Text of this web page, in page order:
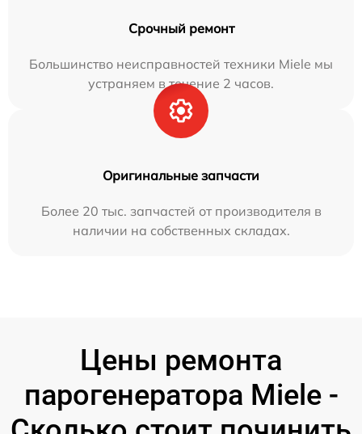
Срочный ремонт
Большинство неисправностей техники Miele мы
устраняем в течение 2 часов.
Оригинальные запчасти
Более 20 тыс. запчастей от производителя в
наличии на собственных складах.
Цены ремонта
парогенератора Miele -